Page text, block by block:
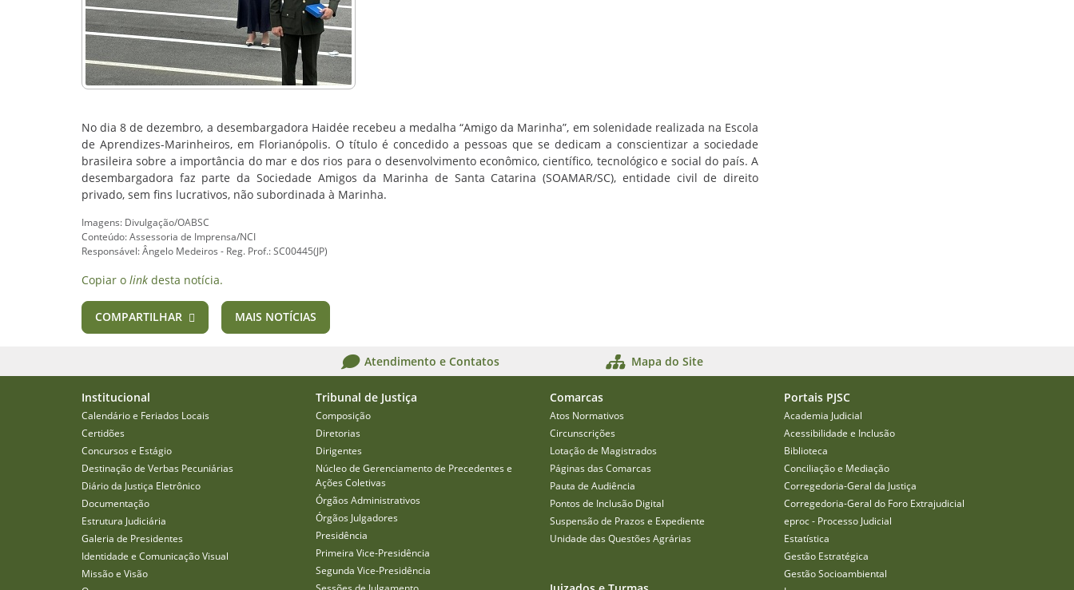
No dia 8 de dezembro, a desembargadora Haidée recebeu a medalha “Amigo da Marinha”, em solenidade realizada na Escola
de Aprendizes-Marinheiros, em Florianópolis. O título é concedido a pessoas que se dedicam a conscientizar a sociedade
brasileira sobre a importância do mar e dos rios para o desenvolvimento econômico, científico, tecnológico e social do país. A
desembargadora faz parte da Sociedade Amigos da Marinha de Santa Catarina (SOAMAR/SC), entidade civil de direito
privado, sem fins lucrativos, não subordinada à Marinha.
Imagens: Divulgação/OABSC
Conteúdo: Assessoria de Imprensa/NCI
Responsável: Ângelo Medeiros - Reg. Prof.: SC00445(JP)
Copiar o link desta notícia.
COMPARTILHAR MAIS NOTÍCIAS
Atendimento e Contatos Mapa do Site
Institucional
Calendário e Feriados Locais
Certidões
Concursos e Estágio
Destinação de Verbas Pecuniárias
Diário da Justiça Eletrônico
Documentação
Estrutura Judiciária
Galeria de Presidentes
Identidade e Comunicação Visual
Missão e Visão
Tribunal de Justiça
Composição
Diretorias
Dirigentes
Núcleo de Gerenciamento de Precedentes e
Ações Coletivas
Órgãos Administrativos
Órgãos Julgadores
Presidência
Primeira Vice-Presidência
Segunda Vice-Presidência
Comarcas
Atos Normativos
Circunscrições
Lotação de Magistrados
Páginas das Comarcas
Pauta de Audiência
Pontos de Inclusão Digital
Suspensão de Prazos e Expediente
Unidade das Questões Agrárias
Portais PJSC
Academia Judicial
Acessibilidade e Inclusão
Biblioteca
Conciliação e Mediação
Corregedoria-Geral da Justiça
Corregedoria-Geral do Foro Extrajudicial
eproc - Processo Judicial
Estatística
Gestão Estratégica
Gestão Socioambiental